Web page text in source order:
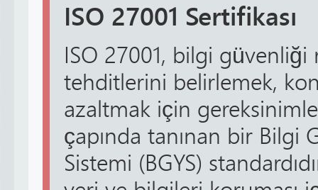
ISO 27001 Sertifikası
ISO 27001, bilgi güvenliği
tehditlerini belirlemek,
azaltmak için
çapında tanınan bir Bilgi
Sistemi (BGYS)